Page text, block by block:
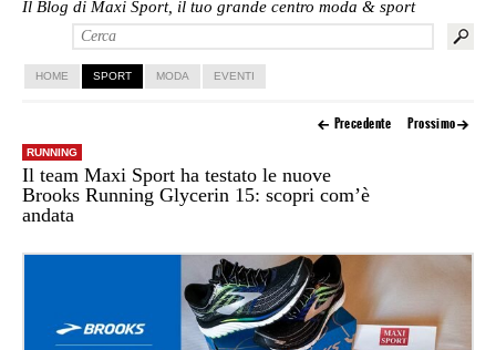
Il Blog di Maxi Sport, il tuo grande centro moda & sport
Vai al contenuto principale
Vai al contenuto secondario
HOME SPORT MODA EVENTI
Precedente Prossimo
RUNNING
Il team Maxi Sport ha testato le nuove
Brooks Running Glycerin 15: scopri com’è
andata